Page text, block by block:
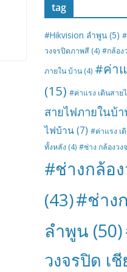
tag
#Hikvision ลำพูน (5)
วงจรปิดภาพสี (4) #กล้อง
ภายใน บ้าน (4) #ค่า
(15) #ค่าแรง เดินสาย
สายไฟภายในบ้
ไฟบ้าน(7) #ค่าแรง เ
ทั้งหลัง (4) #ช่าง กล้องวง
#ช่างกล้อ
(43)#ช่าง
ลำพูน (50)
วงจรปิด เ